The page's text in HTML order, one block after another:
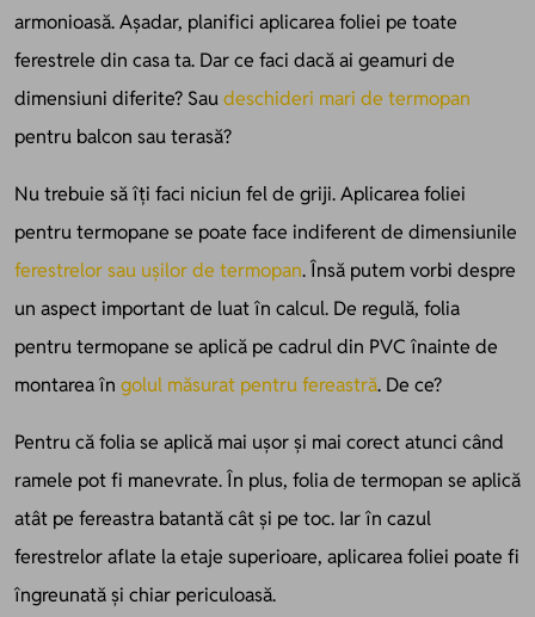
armonioasă. Așadar, planifici aplicarea foliei pe toate
ferestrele din casa ta. Dar ce faci dacă ai geamuri de
dimensiuni diferite? Saudeschideri mari de termopan
pentru balcon sau terasă?
Nu trebuie să îți faci niciun fel de griji. Aplicarea foliei
pentru termopane se poate face indiferent de dimensiunile
ferestrelor sau ușilor de termopan. Însă putem vorbi despre
un aspect important de luat în calcul. De regulă, folia
pentru termopane se aplică pe cadrul din PVC înainte de
montarea în golul măsurat pentru fereastră. De ce?
Pentru că folia se aplică mai ușor și mai corect atunci când
ramele pot fi manevrate. În plus, folia de termopan se aplică
atât pe fereastra batantă cât și pe toc. Iar în cazul
ferestrelor aflate la etaje superioare, aplicarea foliei poate fi
îngreunată și chiar periculoasă.